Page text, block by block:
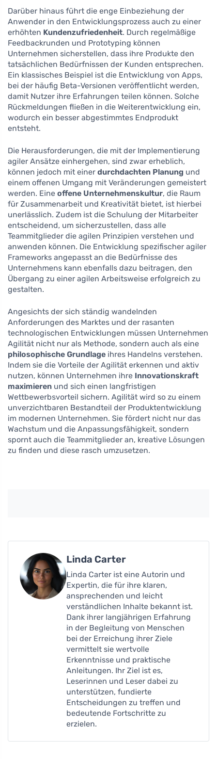
Darüber hinaus führt die enge Einbeziehung der
Anwender in den Entwicklungsprozess auch zu einer
erhöhten Kundenzufriedenheit. Durch regelmäßige
Feedbackrunden und Prototyping können
Unternehmen sicherstellen, dass ihre Produkte den
tatsächlichen Bedürfnissen der Kunden entsprechen.
Ein klassisches Beispiel ist die Entwicklung von Apps,
bei der häufig Beta-Versionen veröffentlicht werden,
damit Nutzer ihre Erfahrungen teilen können. Solche
Rückmeldungen fließen in die Weiterentwicklung ein,
wodurch ein besser abgestimmtes Endprodukt
entsteht.
Die Herausforderungen, die mit der Implementierung
agiler Ansätze einhergehen, sind zwar erheblich,
können jedoch mit einer durchdachten Planung und
einem offenen Umgang mit Veränderungen gemeistert
werden. Eine offene Unternehmenskultur, die Raum
für Zusammenarbeit und Kreativität bietet, ist hierbei
unerlässlich. Zudem ist die Schulung der Mitarbeiter
entscheidend, um sicherzustellen, dass alle
Teammitglieder die agilen Prinzipien verstehen und
anwenden können. Die Entwicklung spezifischer agiler
Frameworks angepasst an die Bedürfnisse des
Unternehmens kann ebenfalls dazu beitragen, den
Übergang zu einer agilen Arbeitsweise erfolgreich zu
gestalten.
Angesichts der sich ständig wandelnden
Anforderungen des Marktes und der rasanten
technologischen Entwicklungen müssen Unternehmen
Agilität nicht nur als Methode, sondern auch als eine
philosophische Grundlage ihres Handelns verstehen.
Indem sie die Vorteile der Agilität erkennen und aktiv
nutzen, können Unternehmen ihre Innovationskraft
maximieren und sich einen langfristigen
Wettbewerbsvorteil sichern. Agilität wird so zu einem
unverzichtbaren Bestandteil der Produktentwicklung
im modernen Unternehmen. Sie fördert nicht nur das
Wachstum und die Anpassungsfähigkeit, sondern
spornt auch die Teammitglieder an, kreative Lösungen
zu finden und diese rasch umzusetzen.
Linda Carter
Linda Carter ist eine Autorin und
Expertin, die für ihre klaren,
ansprechenden und leicht
verständlichen Inhalte bekannt ist.
Dank ihrer langjährigen Erfahrung
in der Begleitung von Menschen
bei der Erreichung ihrer Ziele
vermittelt sie wertvolle
Erkenntnisse und praktische
Anleitungen. Ihr Ziel ist es,
Leserinnen und Leser dabei zu
unterstützen, fundierte
Entscheidungen zu treffen und
bedeutende Fortschritte zu
erzielen.